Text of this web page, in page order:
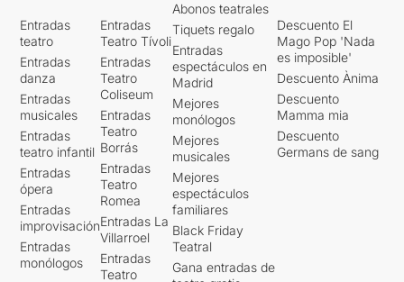
Entradas
teatro
Entradas
danza
Entradas
musicales
Entradas
teatro infantil
Entradas
ópera
Entradas
improvisación
Entradas
monólogos
Entradas
Teatro Tívoli
Entradas
Teatro
Coliseum
Entradas
Teatro
Borrás
Entradas
Teatro
Romea
Entradas La
Villarroel
Entradas
Teatro
Abonos teatrales
Tiquets regalo
Entradas
espectáculos en
Madrid
Mejores
monólogos
Mejores
musicales
Mejores
espectáculos
familiares
Black Friday
Teatral
Gana entradas de
Descuento El
Mago Pop 'Nada
es imposible'
Descuento Ànima
Descuento
Mamma mia
Descuento
Germans de sang